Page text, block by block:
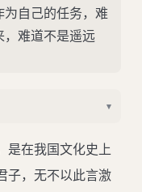
自己的任务，难
难道不是遥远
▾
是在我国文化史上
子，无不以此言激